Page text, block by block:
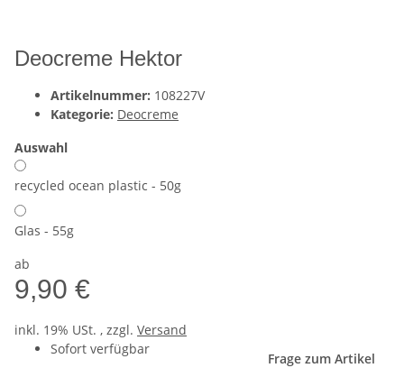
Deocreme Hektor
Artikelnummer: 108227V
Kategorie: Deocreme
Auswahl
recycled ocean plastic - 50g
Glas - 55g
ab
9,90 €
inkl. 19% USt. , zzgl. Versand
Sofort verfügbar
Frage zum Artikel